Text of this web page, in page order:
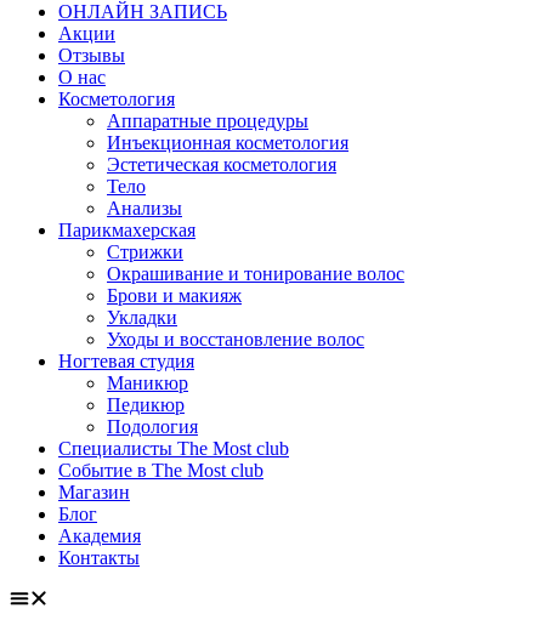
ОНЛАЙН ЗАПИСЬ
Акции
Отзывы
О нас
Косметология
Аппаратные процедуры
Инъекционная косметология
Эстетическая косметология
Тело
Анализы
Парикмахерская
Стрижки
Окрашивание и тонирование волос
Брови и макияж
Укладки
Уходы и восстановление волос
Ногтевая студия
Маникюр
Педикюр
Подология
Специалисты The Most club
Событие в The Most club
Магазин
Блог
Академия
Контакты